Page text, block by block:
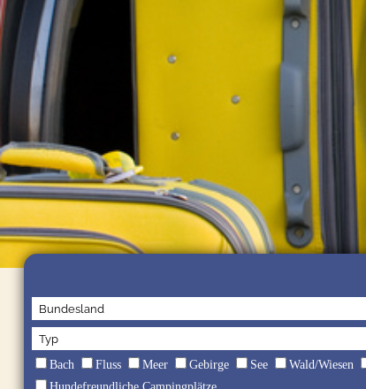
Bach Fluss Meer Gebirge See Wald/Wiesen